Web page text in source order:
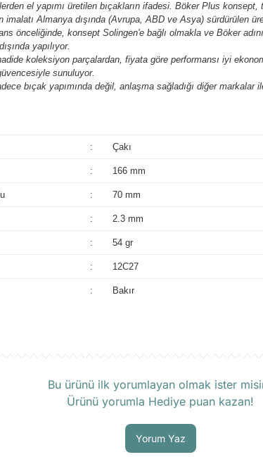
el yapımı üretilen bıçakların ifadesi. Böker Plus konsept,
imalatı Almanya dışında (Avrupa, ABD ve Asya) sürdürülen
önceliğinde, konsept Solingen'e bağlı olmakla ve Böker
yapılıyor.
koleksiyon parçalardan, fiyata göre performansı iyi
sunuluyor.
bıçak yapımında değil, anlaşma sağladığı diğer markalar
: Çakı
: 166 mm
: 70 mm
: 2.3 mm
: 54 gr
: 12C27
: Bakır
Bu ürünü ilk yorumlayan olmak ister
Ürünü yorumla Hediye puan kazan!
Yorum Yaz